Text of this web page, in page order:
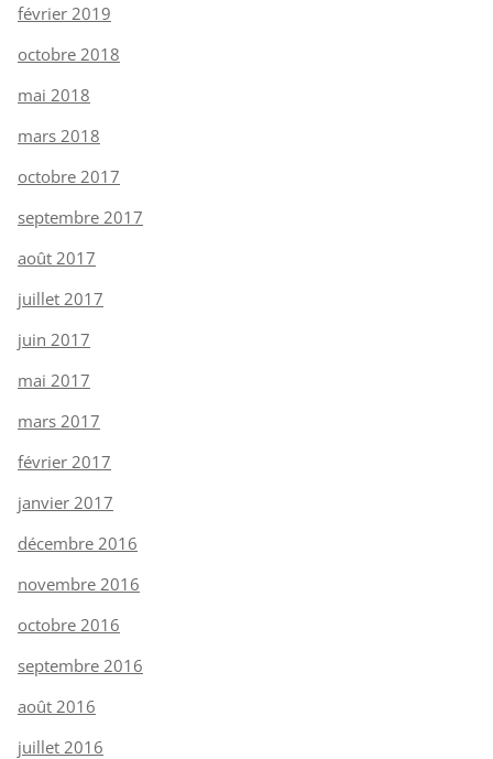
février 2019
octobre 2018
mai 2018
mars 2018
octobre 2017
septembre 2017
août 2017
juillet 2017
juin 2017
mai 2017
mars 2017
février 2017
janvier 2017
décembre 2016
novembre 2016
octobre 2016
septembre 2016
août 2016
juillet 2016